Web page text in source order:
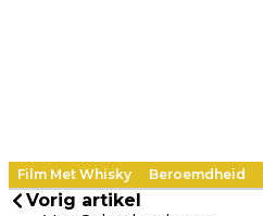
Film Met Whisky Beroemdheid
Vorig artikel